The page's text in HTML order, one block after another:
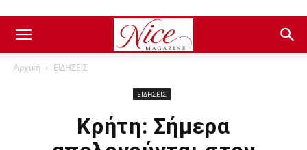
Αρχική ΕΙΔΗΣΕΙΣ
ΕΙΔΗΣΕΙΣ
Κρήτη: Σήμερα